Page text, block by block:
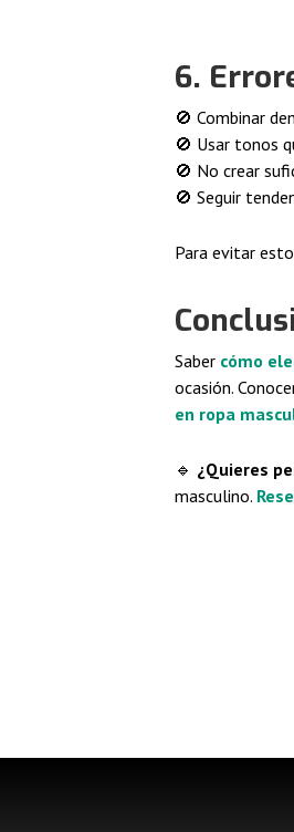
6.
🚫 Combinar
🚫 Usar tonos
🚫 No crear
🚫 Seguir
Para evitar
Saber cómo
ocasión.
en ropa
🔹 ¿Quieres
masculino.